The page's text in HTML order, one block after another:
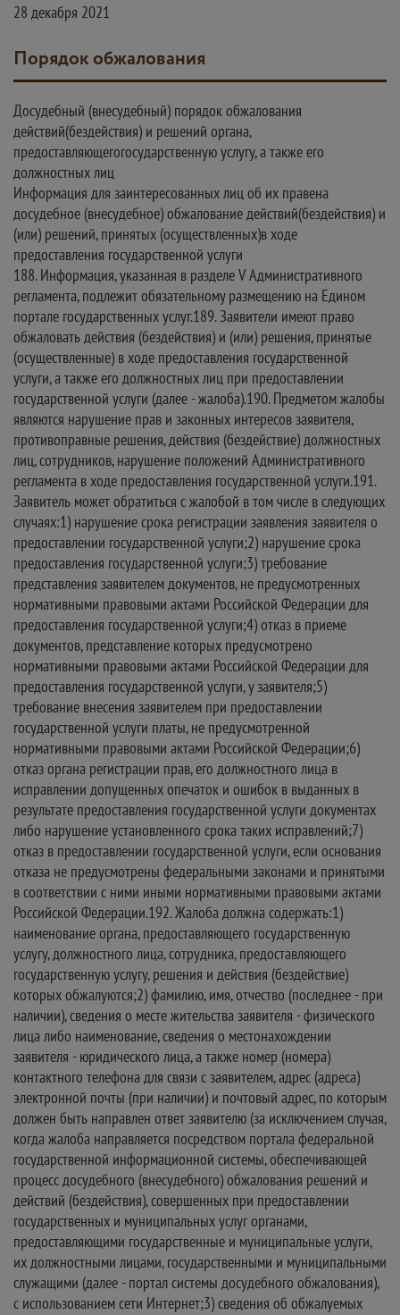
28 декабря 2021
Порядок обжалования
Досудебный (внесудебный) порядок обжалования
действий(бездействия) и решений органа,
предоставляющегогосударственную услугу, а также его
должностных лиц
Информация для заинтересованных лиц об их правена
досудебное (внесудебное) обжалование действий(бездействия) и
(или) решений, принятых (осуществленных)в ходе
предоставления государственной услуги
188. Информация, указанная в разделе V Административного
регламента, подлежит обязательному размещению на Едином
портале государственных услуг.189. Заявители имеют право
обжаловать действия (бездействия) и (или) решения, принятые
(осуществленные) в ходе предоставления государственной
услуги, а также его должностных лиц при предоставлении
государственной услуги (далее - жалоба).190. Предметом жалобы
являются нарушение прав и законных интересов заявителя,
противоправные решения, действия (бездействие) должностных
лиц, сотрудников, нарушение положений Административного
регламента в ходе предоставления государственной услуги.191.
Заявитель может обратиться с жалобой в том числе в следующих
случаях:1) нарушение срока регистрации заявления заявителя о
предоставлении государственной услуги;2) нарушение срока
предоставления государственной услуги;3) требование
представления заявителем документов, не предусмотренных
нормативными правовыми актами Российской Федерации для
предоставления государственной услуги;4) отказ в приеме
документов, представление которых предусмотрено
нормативными правовыми актами Российской Федерации для
предоставления государственной услуги, у заявителя;5)
требование внесения заявителем при предоставлении
государственной услуги платы, не предусмотренной
нормативными правовыми актами Российской Федерации;6)
отказ органа регистрации прав, его должностного лица в
исправлении допущенных опечаток и ошибок в выданных в
результате предоставления государственной услуги документах
либо нарушение установленного срока таких исправлений;7)
отказ в предоставлении государственной услуги, если основания
отказа не предусмотрены федеральными законами и принятыми
в соответствии с ними иными нормативными правовыми актами
Российской Федерации.192. Жалоба должна содержать:1)
наименование органа, предоставляющего государственную
услугу, должностного лица, сотрудника, предоставляющего
государственную услугу, решения и действия (бездействие)
которых обжалуются;2) фамилию, имя, отчество (последнее - при
наличии), сведения о месте жительства заявителя - физического
лица либо наименование, сведения о местонахождении
заявителя - юридического лица, а также номер (номера)
контактного телефона для связи с заявителем, адрес (адреса)
электронной почты (при наличии) и почтовый адрес, по которым
должен быть направлен ответ заявителю (за исключением случая,
когда жалоба направляется посредством портала федеральной
государственной информационной системы, обеспечивающей
процесс досудебного (внесудебного) обжалования решений и
действий (бездействия), совершенных при предоставлении
государственных и муниципальных услуг органами,
предоставляющими государственные и муниципальные услуги,
их должностными лицами, государственными и муниципальными
служащими (далее - портал системы досудебного обжалования),
с использованием сети Интернет;3) сведения об обжалуемых